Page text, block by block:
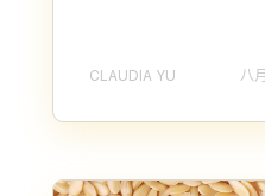
CLAUDIA YU 八